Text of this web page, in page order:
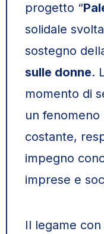
progetto “
solidale
sostegno
sulle donne.
momento di
un
costante,
impegno
imprese e
Il legame